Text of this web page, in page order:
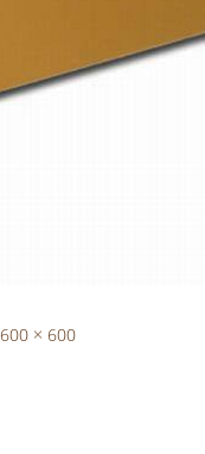
600 × 600